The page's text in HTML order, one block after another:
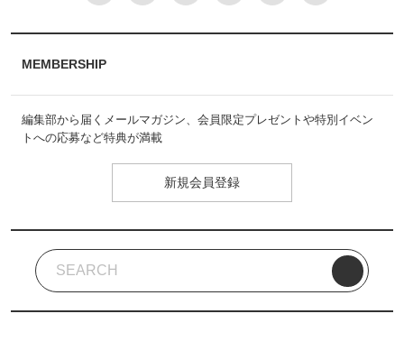
MEMBERSHIP
編集部から届くメールマガジン、会員限定プレゼントや特別イベン
トへの応募など特典が満載
新規会員登録